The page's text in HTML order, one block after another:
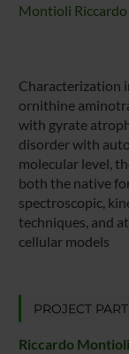
Montioli Riccardo
Characterization
ornithine
with gyrate
disorder with
molecular level,
both the native
spectroscopic,
techniques, and
cellular models
PROJECT
Riccardo Montioli